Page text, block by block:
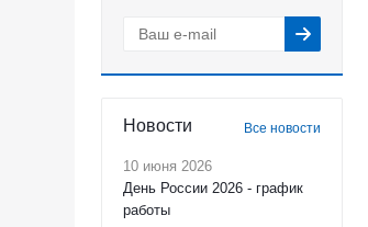
Новости Все новости
10 июня 2026
День России 2026 - график
работы